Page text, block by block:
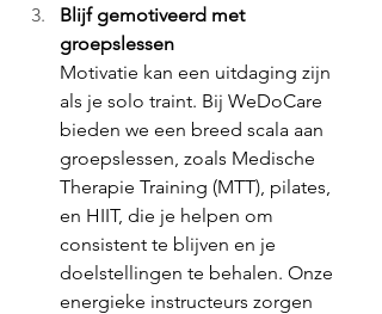
Blijf gemotiveerd met
groepslessen
Motivatie kan een uitdaging zijn
als je solo traint. Bij WeDoCare
bieden we een breed scala aan
groepslessen, zoals Medische
Therapie Training (MTT), pilates,
en HIIT, die je helpen om
consistent te blijven en je
doelstellingen te behalen. Onze
energieke instructeurs zorgen